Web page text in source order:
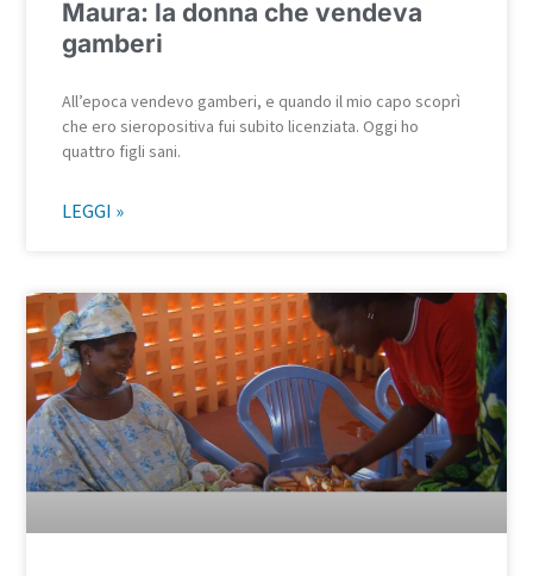
Maura: la donna che vendeva
gamberi
All’epoca vendevo gamberi, e quando il mio capo scoprì
che ero sieropositiva fui subito licenziata. Oggi ho
quattro figli sani.
LEGGI »